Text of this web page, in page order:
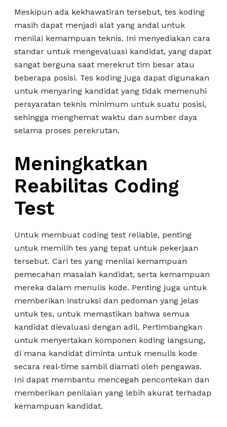
Meskipun ada kekhawatiran tersebut, tes koding
masih dapat menjadi alat yang andal untuk
menilai kemampuan teknis. Ini menyediakan cara
standar untuk mengevaluasi kandidat, yang dapat
sangat berguna saat merekrut tim besar atau
beberapa posisi. Tes koding juga dapat digunakan
untuk menyaring kandidat yang tidak memenuhi
persyaratan teknis minimum untuk suatu posisi,
sehingga menghemat waktu dan sumber daya
selama proses perekrutan.
Meningkatkan
Reabilitas Coding
Test
Untuk membuat coding test reliable, penting
untuk memilih tes yang tepat untuk pekerjaan
tersebut. Cari tes yang menilai kemampuan
pemecahan masalah kandidat, serta kemampuan
mereka dalam menulis kode. Penting juga untuk
memberikan instruksi dan pedoman yang jelas
untuk tes, untuk memastikan bahwa semua
kandidat dievaluasi dengan adil. Pertimbangkan
untuk menyertakan komponen koding langsung,
di mana kandidat diminta untuk menulis kode
secara real-time sambil diamati oleh pengawas.
Ini dapat membantu mencegah pencontekan dan
memberikan penilaian yang lebih akurat terhadap
kemampuan kandidat.